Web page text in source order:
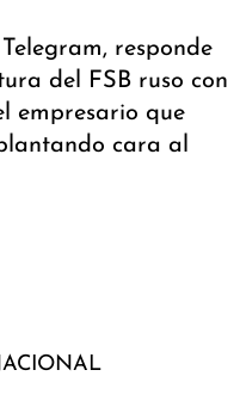
responde
del FSB ruso con
empresario que
cara al